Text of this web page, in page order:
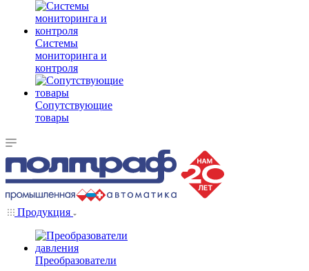
Системы
мониторинга и
контроля
Сопутствующие
товары
Продукция
Преобразователи